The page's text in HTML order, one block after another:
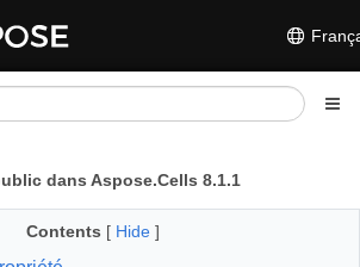
dans Aspose.Cells 8.1.1
Contents [ Hide ]